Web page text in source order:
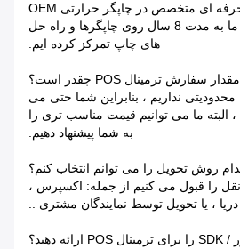
پاسخ: ما تولید کننده حرفه ای متخصص در چاپگر حرارتی OEM
پذیرفته شده هستیم ، ما به مدت 8 سال روی چاپگرها و راه حل
های چاپ تمرکز کرده ایم.
پاسخ: ما برای MOQ محدودیتی نداریم ، بنابراین شما حتی می
بخرید ، البته ما می توانیم قیمت مناسب تری را
به شما پیشنهاد دهیم.
را قبول می کنیم از جمله: اکسپرس ،
دریا ، یا تحویل توسط نمایندگان مشتری ..